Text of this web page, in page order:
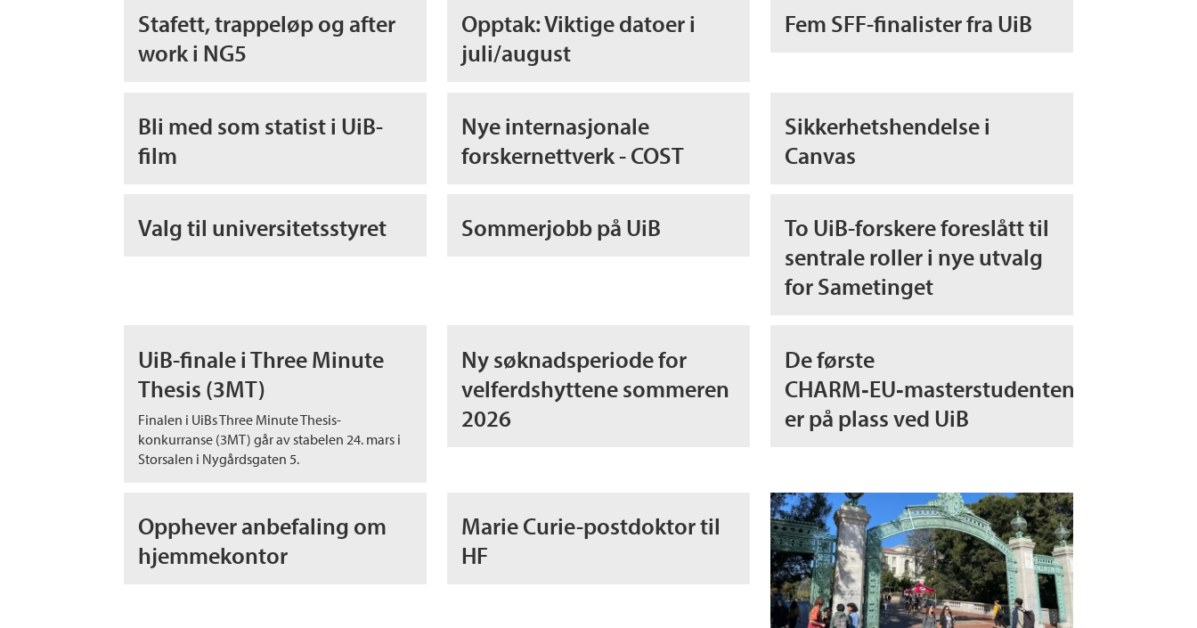
Stafett, trappeløp og after
work i NG5
Opptak: Viktige datoer i
juli/august
Fem SFF-finalister fra UiB
Bli med som statist i UiB-
film
Nye internasjonale
forskernettverk - COST
Sikkerhetshendelse i
Canvas
Valg til universitetsstyret Sommerjobb på UiB
To UiB-forskere foreslått til
sentrale roller i nye utvalg
for Sametinget
UiB-finale i Three Minute
Thesis (3MT)
Finalen i UiBs Three Minute Thesis-
konkurranse (3MT) går av stabelen 24. mars i
Storsalen i Nygårdsgaten 5.
Ny søknadsperiode for
velferdshyttene sommeren
2026
De første
CHARM‑EU‑masterstudentene
er på plass ved UiB
Opphever anbefaling om
hjemmekontor
Marie Curie-postdoktor til
HF